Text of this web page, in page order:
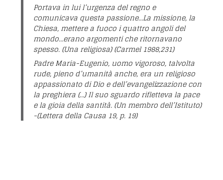
Portava in lui l’urgenza del regno e
comunicava questa passione…La missione, la
Chiesa, mettere a fuoco i quattro angoli del
mondo…erano argomenti che ritornavano
spesso. (Una religiosa) (Carmel 1988,231)
Padre Maria-Eugenio, uomo vigoroso, talvolta
rude, pieno d’umanità anche, era un religioso
appassionato di Dio e dell’evangelizzazione con
la preghiera (…) Il suo sguardo rifletteva la pace
e la gioia della santità. (Un membro dell’Istituto)
-(Lettera della Causa 19, p. 19)